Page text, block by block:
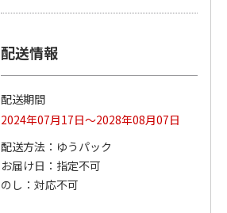
ペット線香 虹のか
なた フルーティフ
ローラルの香り
590円
(送料別・税込)
えBOX とりささ…
380円
(送料別・税込)
配送情報
配送期間
2024年07月17日～2028年08月07日
配送方法
ゆうパック
お届け日
指定不可
のし
対応不可